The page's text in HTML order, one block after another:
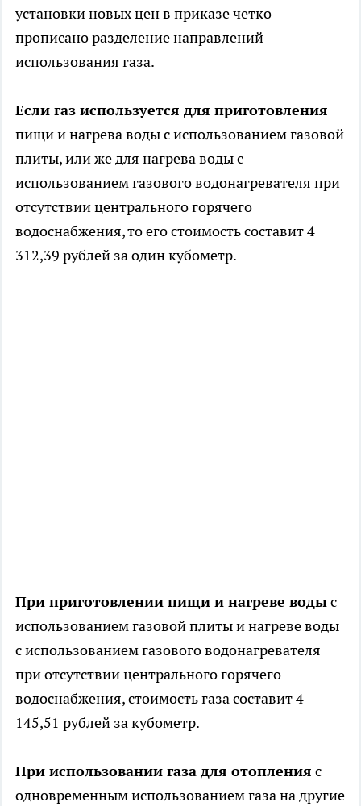
установки новых цен в приказе четко
прописано разделение направлений
использования газа.
Если газ используется для приготовления
пищи и нагрева воды с использованием газовой
плиты, или же для нагрева воды с
использованием газового водонагревателя при
отсутствии центрального горячего
водоснабжения, то его стоимость составит 4
312,39 рублей за один кубометр.
При приготовлении пищи и нагреве водыс
использованием газовой плиты и нагреве воды
с использованием газового водонагревателя
при отсутствии центрального горячего
водоснабжения, стоимость газа составит 4
145,51 рублей за кубометр.
При использовании газа для отопления с
одновременным использованием газа на другие